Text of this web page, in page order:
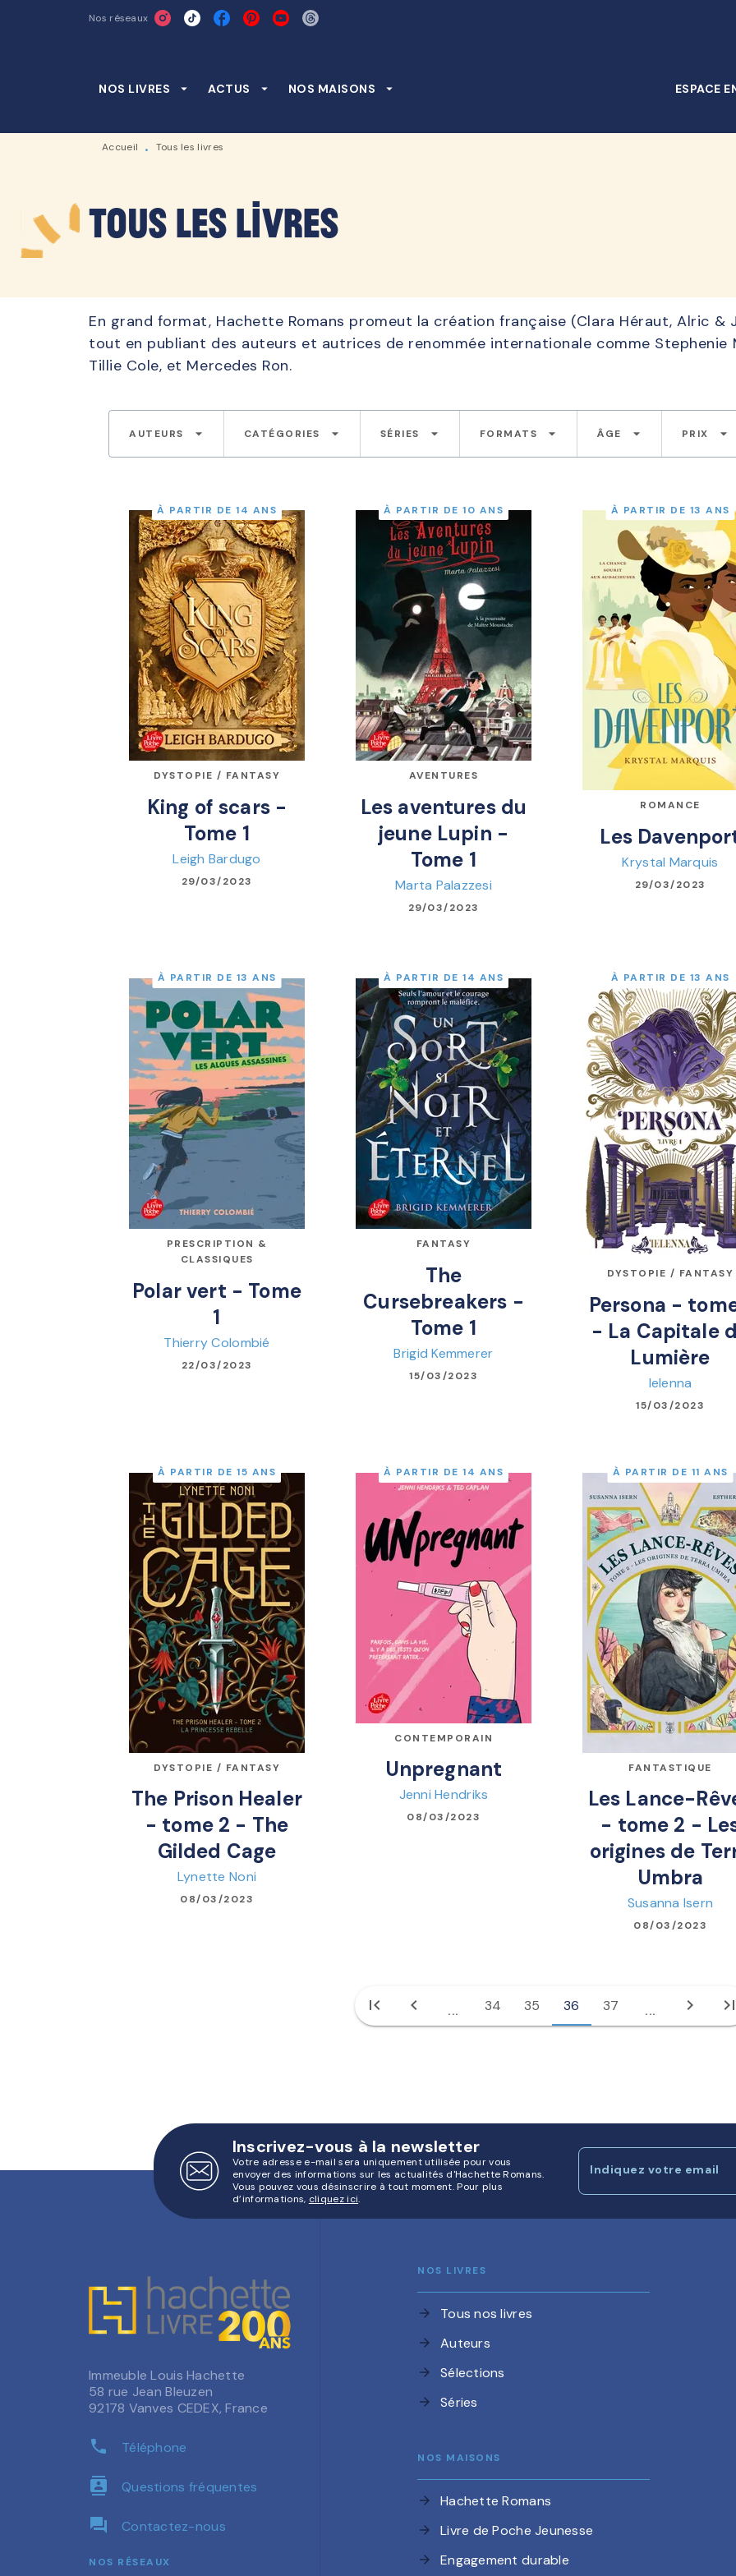
RECHERCHE CONTENU
Nos réseaux
NOS LIVRES arrow_drop_down ACTUS arrow_drop_down NOS MAISONS arrow_drop_down ESPACE
Accueil • Tous les livres
Tous les livres
En grand format, Hachette Romans promeut la création française (Clara Héraut, Alric &
tout en publiant des auteurs et autrices de renommée internationale comme Stephenie
Tillie Cole, et Mercedes Ron.
AUTEURS arrow_drop_down CATÉGORIES arrow_drop_down SÉRIES arrow_drop_down FORMATS arrow_drop_down ÂGE arrow_drop_down PRIX arrow_drop_down
À PARTIR DE 14 ANS
DYSTOPIE / FANTASY
King of scars -
Tome 1
Leigh Bardugo
29/03/2023
À PARTIR DE 10 ANS
AVENTURES
Les aventures du
jeune Lupin -
Tome 1
Marta Palazzesi
29/03/2023
À PARTIR DE 13 ANS
ROMANCE
Les
Krystal Marquis
29/03/2023
À PARTIR DE 13 ANS
PRESCRIPTION &
CLASSIQUES
Polar vert - Tome
1
Thierry Colombié
22/03/2023
À PARTIR DE 14 ANS
FANTASY
The
Cursebreakers -
Tome 1
Brigid Kemmerer
15/03/2023
À PARTIR DE 13 ANS
DYSTOPIE / FANTASY
Persona -
- La Capitale
Lumière
Ielenna
15/03/2023
À PARTIR DE 15 ANS
DYSTOPIE / FANTASY
The Prison Healer
- tome 2 - The
Gilded Cage
Lynette Noni
08/03/2023
À PARTIR DE 14 ANS
CONTEMPORAIN
Unpregnant
Jenni Hendriks
08/03/2023
À PARTIR DE 11 ANS
FANTASTIQUE
Les Lance-
- tome 2 -
origines de
Umbra
Susanna Isern
08/03/2023
first_page chevron_left ... 34 35 36 37 ... chevron_right
Inscrivez-vous à la newsletter
Votre adresse e-mail sera uniquement utilisée pour vous
envoyer des informations sur les actualités d'Hachette Romans.
Vous pouvez vous désinscrire à tout moment. Pour plus
d’informations, cliquez ici.
Indiquez votre email
Immeuble Louis Hachette
58 rue Jean Bleuzen
92178 Vanves CEDEX, France
phone Téléphone
contacts Questions fréquentes
question_answer Contactez-nous
NOS RÉSEAUX
NOS LIVRES
arrow_forward Tous nos livres
arrow_forward Auteurs
arrow_forward Sélections
arrow_forward Séries
NOS MAISONS
arrow_forward Hachette Romans
arrow_forward Livre de Poche Jeunesse
arrow_forward Engagement durable